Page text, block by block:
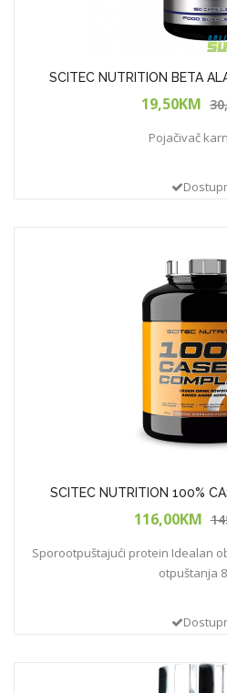
SCITEC NUTRITION BETA
19,50KM
Pojačivač
SCITEC NUTRITION 100%
116,00KM
Sporootpuštajući protein Idealan
otpuštanja